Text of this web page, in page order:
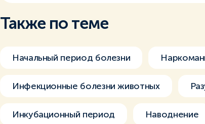
Также по теме
Начальный период болезни
Инфекционные болезни животных
Инкубационный период Наводнение